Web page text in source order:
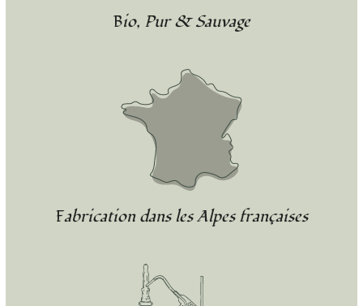
Bio, Pur & Sauvage
Fabrication dans les Alpes françaises